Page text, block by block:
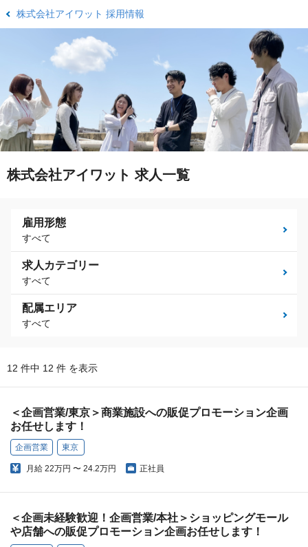
株式会社アイワット 採用情報
株式会社アイワット 求人一覧
雇用形態
すべて
求人カテゴリー
すべて
配属エリア
すべて
12 件中 12 件 を表示
＜企画営業/東京＞商業施設への販促プロモーション企画
お任せします！
企画営業 東京
月給 22万円 〜 24.2万円 正社員
＜企画未経験歓迎！企画営業/本社＞ショッピングモール
や店舗への販促プロモーション企画お任せします！